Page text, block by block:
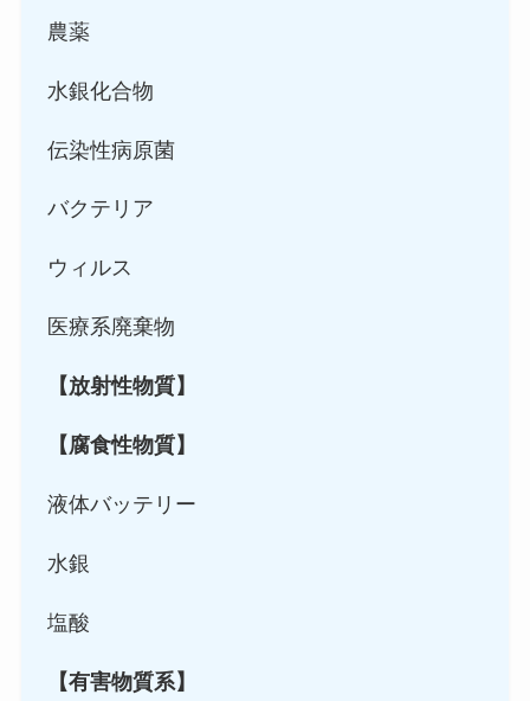
農薬
水銀化合物
伝染性病原菌
バクテリア
ウィルス
医療系廃棄物
【放射性物質】
【腐食性物質】
液体バッテリー
水銀
塩酸
【有害物質系】